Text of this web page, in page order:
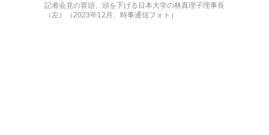
記者会見の冒頭、頭を下げる日本大学の林真理子理事長
（左）（2023年12月、時事通信フォト）